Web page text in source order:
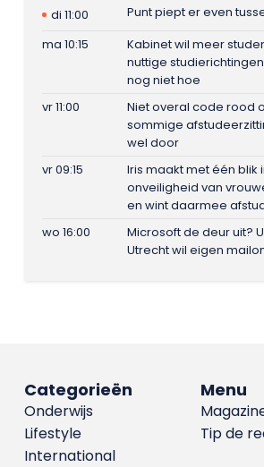
di 11:00
Punt piept er even
ma 10:15
Kabinet wil meer
nuttige
nog niet hoe
vr 11:00
Niet overal code rood
sommige
wel door
vr 09:15
Iris maakt met één blik
onveiligheid van
en wint daarmee
wo 16:00
Microsoft de deur uit?
Utrecht wil eigen
Menu
Tip de
Categorieën
Onderwijs
Lifestyle
International